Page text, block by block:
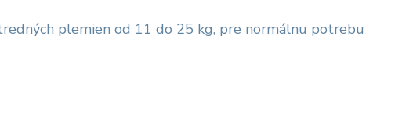
plemien od 11 do 25 kg, pre normálnu potrebu